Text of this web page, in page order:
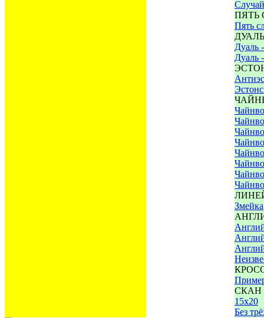
ПЯТЬ
Пять
ДУАЛЬ
Дуаль
Дуаль
Змейка
СКАН
15х20
Без